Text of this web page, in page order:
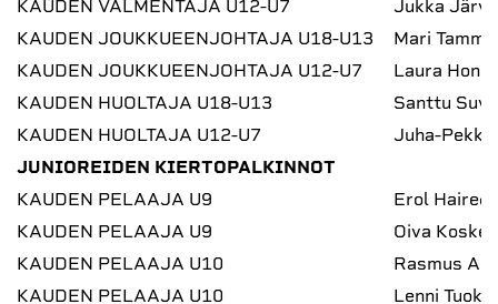
KAUDEN VALMENTAJA U12-U7
Jukka
KAUDEN JOUKKUEENJOHTAJA U18-U13
Mari
KAUDEN JOUKKUEENJOHTAJA U12-U7
Laura
KAUDEN HUOLTAJA U18-U13
Santtu
KAUDEN HUOLTAJA U12-U7
Juha-Pekka
JUNIOREIDEN KIERTOPALKINNOT
KAUDEN PELAAJA U9
Erol
KAUDEN PELAAJA U9
Oiva
KAUDEN PELAAJA U10
Rasmus
KAUDEN PELAAJA U10
Lenni